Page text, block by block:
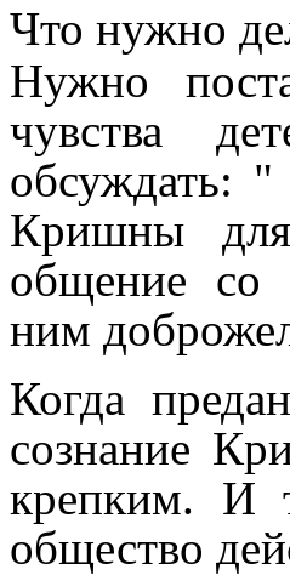
Что нужно
Нужно
чувства
обсуждать: "
Кришны
общение со
ним
Когда
сознание
крепким. И
общество